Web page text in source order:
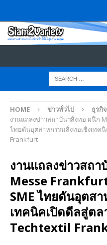
HOME ข่าวทั่วไป ธุรกิ
งานแถลงข่าวสถาบันฯสิ่งทอ ผนึก
ไทยดันอุตสาหกรรมสิ่งทอเชิงเทค
Frankfurt
งานแถลงข่าวสถา
Messe
SME ไทยดันอุตส
เทคนิคเปิดดีลสู่ต
Techtextil